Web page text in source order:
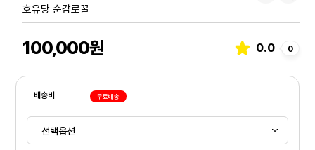
호유당 순감로꿀
100,000원 0.0 0
배송비 무료배송